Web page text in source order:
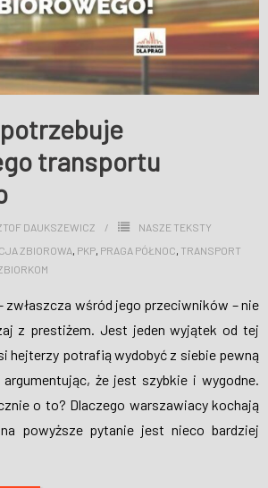
transportu
DAUKSZEWICZ
NASZE TEKSTY
ZBIOROWA, PKP, PRAGA PÓŁNOC, TRANSPORT
zwłaszcza wśród jego przeciwników – nie
z prestiżem. Jest jeden wyjątek od tej
hejterzy potrafią wydobyć z siebie pewną
że jest szybkie i wygodne.
o to? Dlaczego warszawiacy kochają
powyższe pytanie jest nieco bardziej